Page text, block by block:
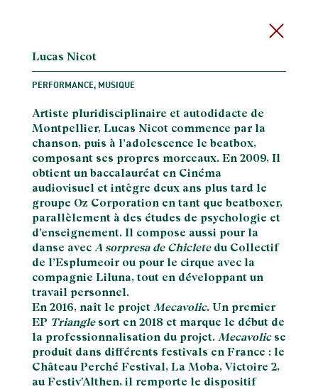
Lucas Nicot
PERFORMANCE, MUSIQUE
Artiste pluridisciplinaire et autodidacte de
Montpellier, Lucas Nicot commence par la
chanson, puis à l’adolescence le beatbox,
composant ses propres morceaux. En 2009, Il
obtient un baccalauréat en Cinéma
audiovisuel et intègre deux ans plus tard le
groupe Oz Corporation en tant que beatboxer,
parallèlement à des études de psychologie et
d'enseignement. Il compose aussi pour la
danse avec A sorpresa de Chicletedu Collectif
de l’Esplumeoir ou pour le cirque avec la
compagnie Liluna, tout en développant un
travail personnel.
En 2016, naît le projet Mecavolic. Un premier
EP Trianglesort en 2018 et marque le début de
la professionnalisation du projet. Mecavolicse
produit dans différents festivals en France : le
Château Perché Festival, La Moba, Victoire 2,
au Festiv'Althen, il remporte le dispositif